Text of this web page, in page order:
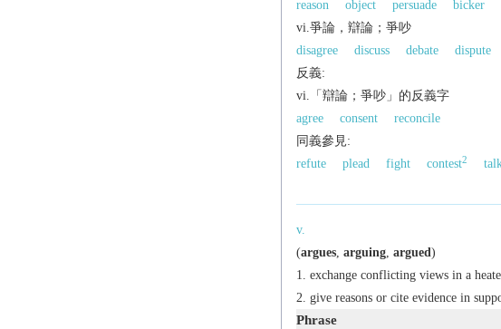
reason
object persuade
bicker
vi.爭論，辯論；爭吵
disagree
discuss debate dispute
反義:
vi.「辯論；爭吵」的反義字
agree
consent
reconcile
同義參見:
refute
plead fight contest2
v.
(argues, arguing, argued )
exchange conflicting views in a
give reasons or cite evidence in
Phrase